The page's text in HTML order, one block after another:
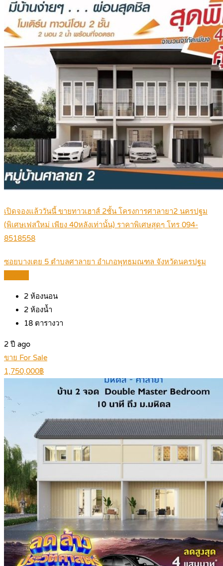
เปิดจองแล้ววันนี้ ขายทาวเฮาส์ 2ชั้น โครงการศาลายา2 นครปฐม
(พิเศษเฟสใหม่ เพียง 40หลังเท่านั้น) ราคาพิเศษสุดๆ โทร 094-
8518558
ซอยบางเตย 5 ตำบลศาลายา อำเภอพุทธมณฑล จังหวัดนครปฐม
2 ห้องนอน
2 ห้องน้ำ
18 ตารางวา
2 ปี ago
ขาย For Sale
1,750,000฿